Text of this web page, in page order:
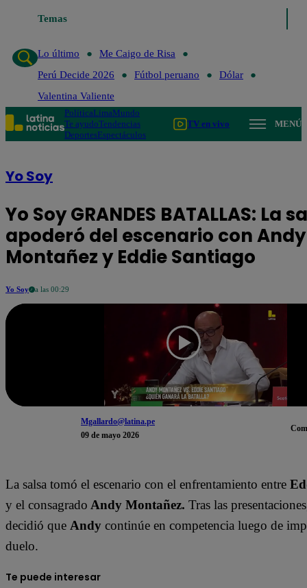
Temas
Lo último
Me Caigo de Risa
Perú Decide 2026
Fútbol peruano
Dólar
Valentina Valiente
PolíticaLimaMundo
Te ayudoTendencias
DeportesEspectáculos
TV en vivo MENÚ
Yo Soy
Yo Soy GRANDES BATALLAS: La
apoderó del escenario con Andy
Montañez y Eddie Santiago
Yo Soy a las 00:29
Mgallardo@latina.pe
09 de mayo 2026
La salsa tomó el escenario con el enfrentamiento entre
y el consagrado Andy Montañez. Tras las
decidió que Andy continúe en competencia luego de
duelo.
Te puede interesar